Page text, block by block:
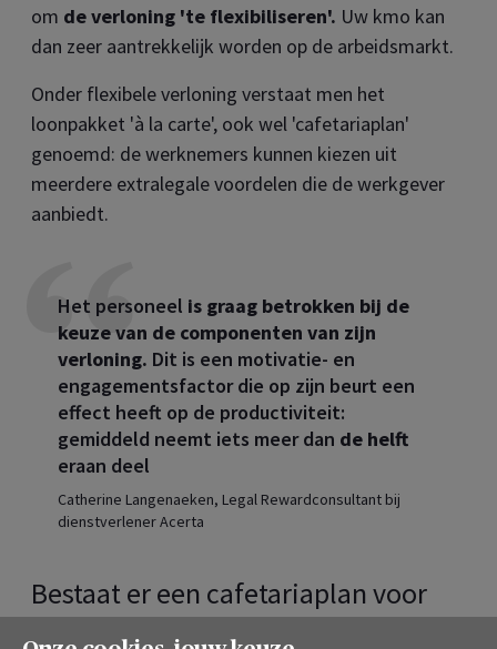
om de verloning 'te flexibiliseren'. Uw kmo kan
dan zeer aantrekkelijk worden op de arbeidsmarkt.
Onder flexibele verloning verstaat men het
loonpakket 'à la carte', ook wel 'cafetariaplan'
genoemd: de werknemers kunnen kiezen uit
meerdere extralegale voordelen die de werkgever
aanbiedt.
Het personeel is graag betrokken bij de
keuze van de componenten van zijn
verloning. Dit is een motivatie- en
engagementsfactor die op zijn beurt een
effect heeft op de productiviteit:
gemiddeld neemt iets meer dan de helft
eraan deel
Catherine Langenaeken, Legal Rewardconsultant bij
dienstverlener Acerta
Bestaat er een cafetariaplan voor
kmo's?